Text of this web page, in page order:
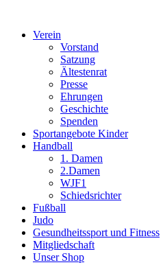
Verein
Vorstand
Satzung
Ältestenrat
Presse
Ehrungen
Geschichte
Spenden
Sportangebote Kinder
Handball
1. Damen
2.Damen
WJF1
Schiedsrichter
Fußball
Judo
Gesundheitssport und Fitness
Mitgliedschaft
Unser Shop